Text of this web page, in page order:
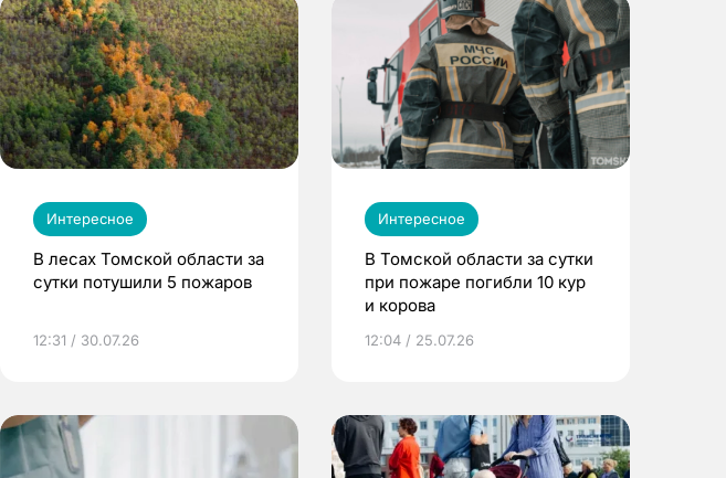
Интересное
В лесах Томской области за
сутки потушили 5 пожаров
12:31 / 30.07.26
Интересное
В Томской области за сутки
при пожаре погибли 10 кур
и корова
12:04 / 25.07.26